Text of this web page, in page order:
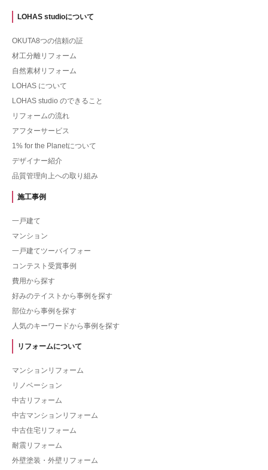
LOHAS studioについて
OKUTA8つの信頼の証
材工分離リフォーム
自然素材リフォーム
LOHAS について
LOHAS studio のできること
リフォームの流れ
アフターサービス
1% for the Planetについて
デザイナー紹介
品質管理向上への取り組み
施工事例
一戸建て
マンション
一戸建てツーバイフォー
コンテスト受賞事例
費用から探す
好みのテイストから事例を探す
部位から事例を探す
人気のキーワードから事例を探す
リフォームについて
マンションリフォーム
リノベーション
中古リフォーム
中古マンションリフォーム
中古住宅リフォーム
耐震リフォーム
外壁塗装・外壁リフォーム